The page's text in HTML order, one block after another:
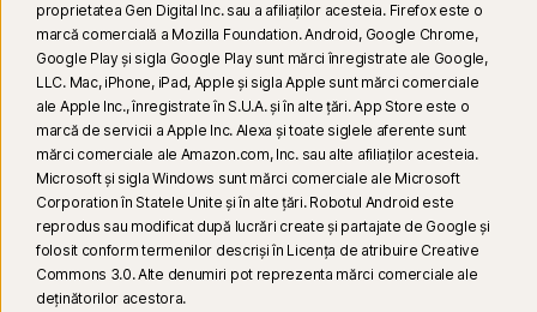
proprietatea Gen Digital Inc. sau a afiliaților acesteia. Firefox este o
marcă comercială a Mozilla Foundation. Android, Google Chrome,
Google Play și sigla Google Play sunt mărci înregistrate ale Google,
LLC. Mac, iPhone, iPad, Apple și sigla Apple sunt mărci comerciale
ale Apple Inc., înregistrate în S.U.A. și în alte țări. App Store este o
marcă de servicii a Apple Inc. Alexa și toate siglele aferente sunt
mărci comerciale ale Amazon.com, Inc. sau alte afiliaților acesteia.
Microsoft și sigla Windows sunt mărci comerciale ale Microsoft
Corporation în Statele Unite și în alte țări. Robotul Android este
reprodus sau modificat după lucrări create și partajate de Google și
folosit conform termenilor descriși în Licența de atribuire Creative
Commons 3.0. Alte denumiri pot reprezenta mărci comerciale ale
deţinătorilor acestora.